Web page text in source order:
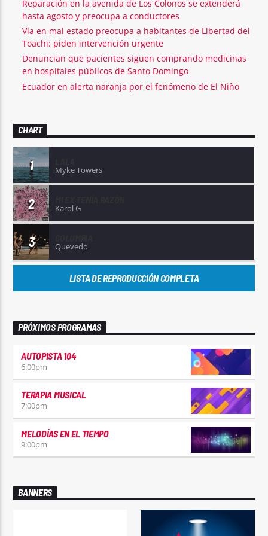
Reparación en la avenida de Los Colonos se extenderá
hasta agosto y preocupa a conductores
Vía en mal estado preocupa a habitantes de Libertad del
Toachi: piden intervención urgente
Denuncian que pacientes siguen comprando medicinas
en hospitales públicos de Santo Domingo
Ecuador en alerta naranja por el fenómeno de El Niño
CHART
1 Myke Towers
2 Karol G
3 Quevedo
LISTA DE REPRODUCCIÓN COMPLETA
PRÓXIMOS PROGRAMAS
AUTOPISTA 104
6:00pm
TERAPIA MUSICAL
7:00pm
MELODÍAS EN EL TIEMPO
9:00pm
BANNERS